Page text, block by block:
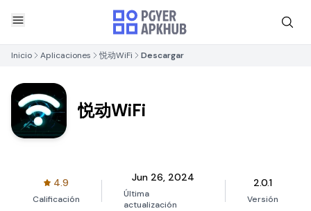
Inicio Aplicaciones 悦动WiFi Descargar
悦动WiFi
4.9
Calificación
Jun 26, 2024
Última
actualización
2.0.1
Versión